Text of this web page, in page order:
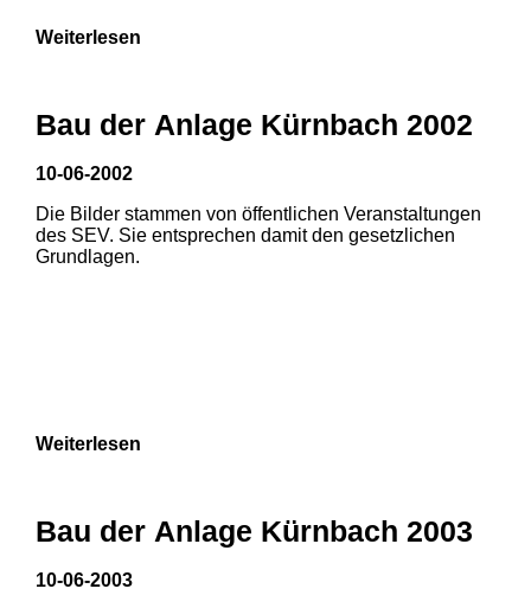
Weiterlesen
Bau der Anlage Kürnbach 2002
10-06-2002
Die Bilder stammen von öffentlichen Veranstaltungen
des SEV. Sie entsprechen damit den gesetzlichen
Grundlagen.
Weiterlesen
Bau der Anlage Kürnbach 2003
10-06-2003